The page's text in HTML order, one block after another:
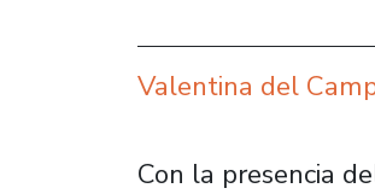
Valentina del
Con la presencia